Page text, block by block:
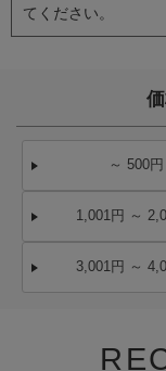
てください。
～ 500円
1,001円 ～
3,001円 ～